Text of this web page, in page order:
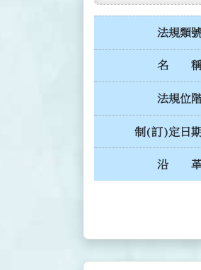
法規類
名
法規位
制(訂)定日
沿